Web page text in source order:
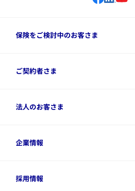
保険をご検討中のお客さま
保険をご検討中のお客さまトップ
資料請求
変額保険各種情報
ご契約者さま
ご契約者さまトップ
デジタル約款
令和8年（2026年）分の生命保険料控
法人のお客さま
法人のお客さまトップ
経営者サポートサービス
企業情報
企業情報トップ
採用情報